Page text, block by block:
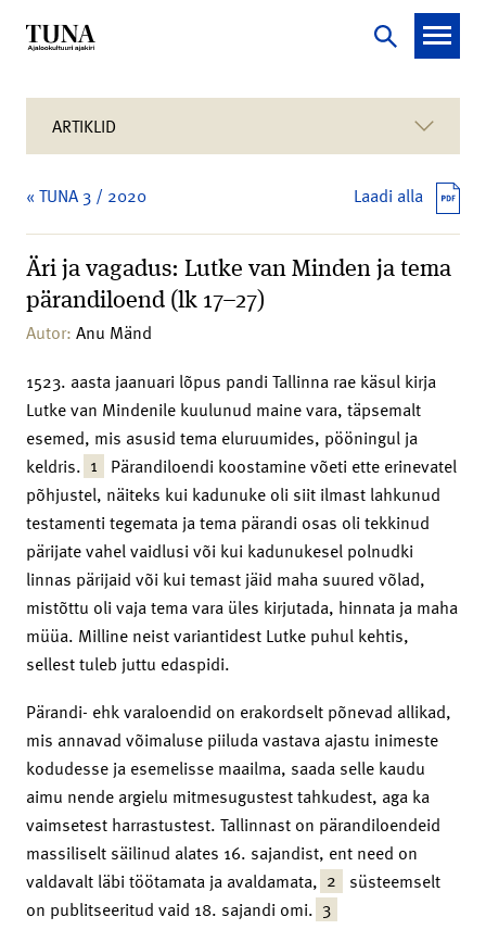
ARTIKLID
« TUNA 3 / 2020 Laadi alla
Äri ja vagadus: Lutke van Minden ja tema
pärandiloend (lk 17–27)
Autor: Anu Mänd
1523. aasta jaanuari lõpus pandi Tallinna rae käsul kirja
Lutke van Mindenile kuulunud maine vara, täpsemalt
esemed, mis asusid tema eluruumides, pööningul ja
keldris. 1 Pärandiloendi koostamine võeti ette erinevatel
põhjustel, näiteks kui kadunuke oli siit ilmast lahkunud
testamenti tegemata ja tema pärandi osas oli tekkinud
pärijate vahel vaidlusi või kui kadunukesel polnudki
linnas pärijaid või kui temast jäid maha suured võlad,
mistõttu oli vaja tema vara üles kirjutada, hinnata ja maha
müüa. Milline neist variantidest Lutke puhul kehtis,
sellest tuleb juttu edaspidi.
Pärandi- ehk varaloendid on erakordselt põnevad allikad,
mis annavad võimaluse piiluda vastava ajastu inimeste
kodudesse ja esemelisse maailma, saada selle kaudu
aimu nende argielu mitmesugustest tahkudest, aga ka
vaimsetest harrastustest. Tallinnast on pärandiloendeid
massiliselt säilinud alates 16. sajandist, ent need on
valdavalt läbi töötamata ja avaldamata, 2 süsteemselt
on publitseeritud vaid 18. sajandi omi. 3